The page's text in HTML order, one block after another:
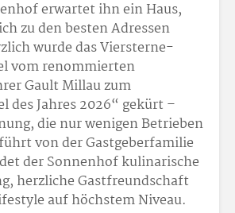
erwartet ihn ein Haus,
zu den besten Adressen
wurde das Viersterne-
vom renommierten
Gault Millau zum
des Jahres 2026“ gekürt –
die nur wenigen Betrieben
von der Gastgeberfamilie
der Sonnenhof kulinarische
herzliche Gastfreundschaft
auf höchstem Niveau.